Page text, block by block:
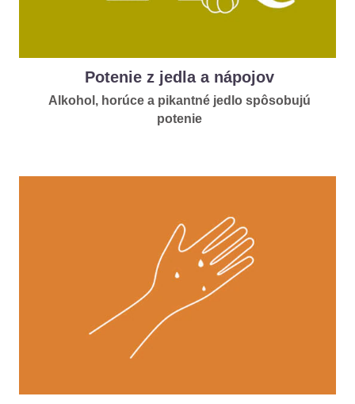
Potenie z jedla a nápojov
Alkohol, horúce a pikantné jedlo spôsobujú
potenie